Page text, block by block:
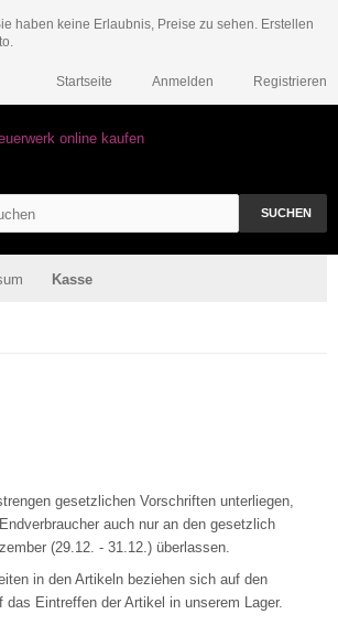
haben keine Erlaubnis, Preise zu sehen. Erstellen
Registrieren
Anmelden
Startseite
SUCHEN
Kasse
gesetzlichen Vorschriften unterliegen,
auch nur an den gesetzlich
(29.12. - 31.12.) überlassen.
in den Artikeln beziehen sich auf den
das Eintreffen der Artikel in unserem Lager.